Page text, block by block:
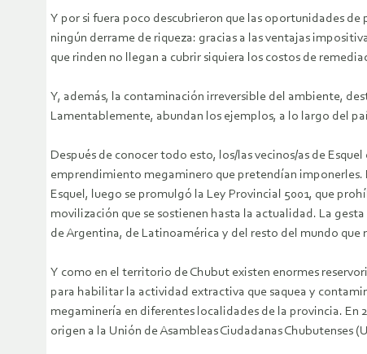
Y por si fuera poco descubrieron que las oportunidades
ningún derrame de riqueza: gracias a las ventajas
que rinden no llegan a cubrir siquiera los costos de
Y, además, la contaminación irreversible del ambiente,
Lamentablemente, abundan los ejemplos, a lo largo del
Después de conocer todo esto, los/las vecinos/as de
emprendimiento megaminero que pretendían imponerles.
Esquel, luego se promulgó la Ley Provincial 5001, que
movilización que se sostienen hasta la actualidad. La
de Argentina, de Latinoamérica y del resto del mundo que
Y como en el territorio de Chubut existen enormes
para habilitar la actividad extractiva que saquea y
megaminería en diferentes localidades de la provincia.
origen a la Unión de Asambleas Ciudadanas Chubutenses